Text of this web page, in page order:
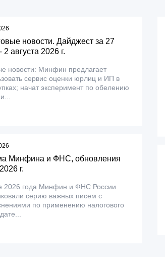
новости. Дайджест за 27
августа 2026 г.
новости: Минфин предлагает
сервис оценки юрлиц и ИП в
начат эксперимент по обелению
Минфина и ФНС, обновления
г.
2026 года Минфин и ФНС России
серию важных писем с
по применению налогового